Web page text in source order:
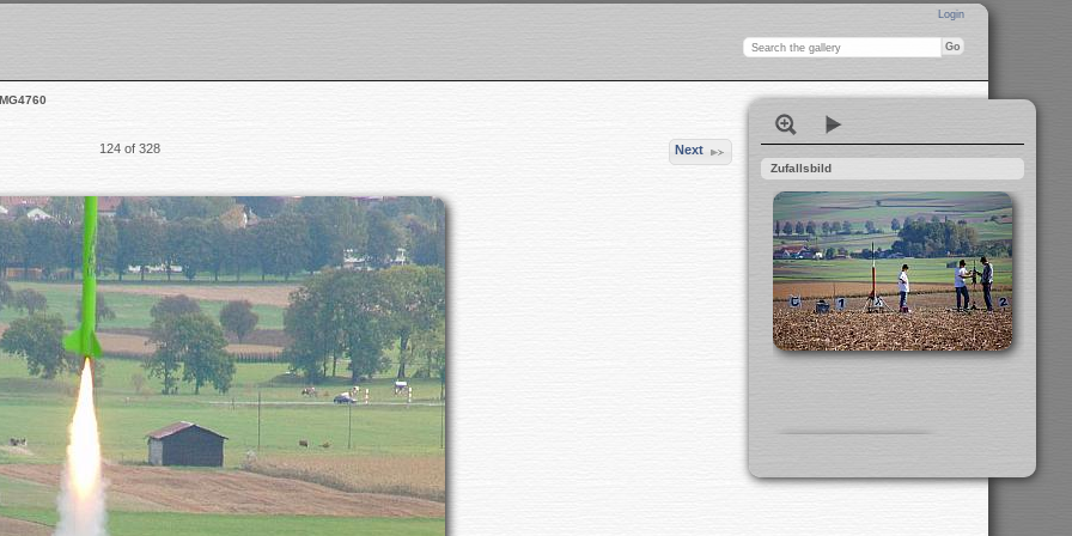
Login
124 of 328 Next
Zufallsbild